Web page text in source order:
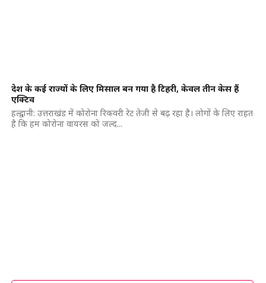
देश के कई राज्यों के लिए मिसाल बन गया है टिहरी, केवल तीन केस हैं
एक्टिव
हल्द्वानी: उत्तराखंड में कोरोना रिकवरी रेट तेजी से बढ़ रहा है। लोगों के लिए राहत
है कि हम कोरोना वायरस को जल्द...